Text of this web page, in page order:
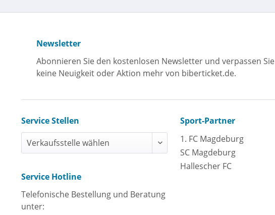
Newsletter
Abonnieren Sie den kostenlosen Newsletter und verpassen Sie
keine Neuigkeit oder Aktion mehr von biberticket.de.
Service Stellen
Service Hotline
Telefonische Bestellung und Beratung
unter:
Sport-Partner
1. FC Magdeburg
SC Magdeburg
Hallescher FC